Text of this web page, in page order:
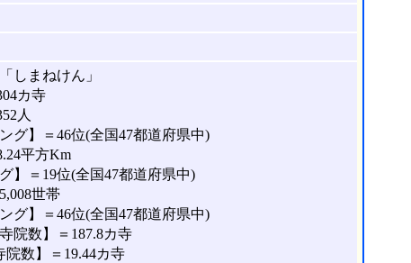
しまねけん」
カ寺
人
グ】＝46位(全国47都道府県中)
平方Km
】＝19位(全国47都道府県中)
世帯
グ】＝46位(全国47都道府県中)
院数】＝187.8カ寺
院数】＝19.44カ寺